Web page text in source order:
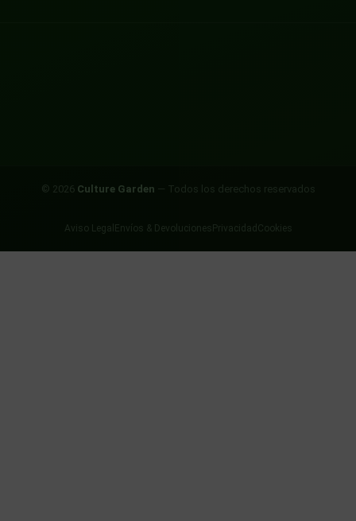
© 2026 Culture Garden — Todos los derechos reservados
Aviso Legal Envíos & Devoluciones Privacidad Cookies